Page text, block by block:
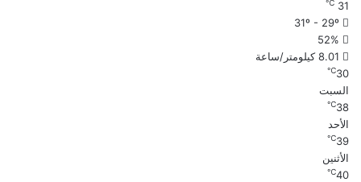
31
℃
52%
8.01 كيلومتر/ساعة
30
℃
السبت
38
℃
الأحد
39
℃
الأثنين
40
℃